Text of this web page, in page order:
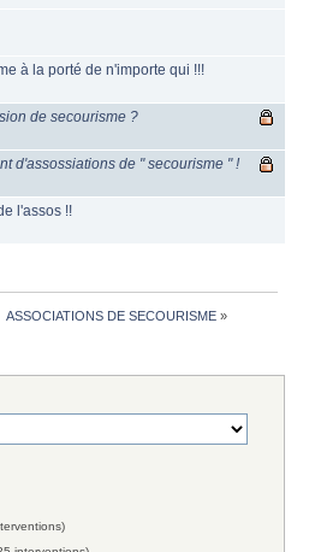
à la porté de n'importe qui !!!
de secourisme ?
d'assossiations de " secourisme " !
l'assos !!
ASSOCIATIONS DE SECOURISME»